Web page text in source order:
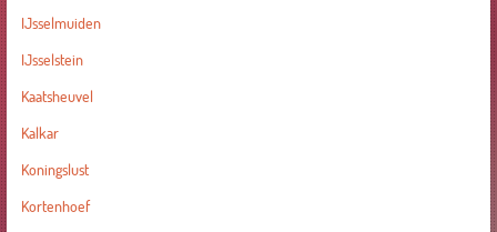
IJsselmuiden
IJsselstein
Kaatsheuvel
Kalkar
Koningslust
Kortenhoef